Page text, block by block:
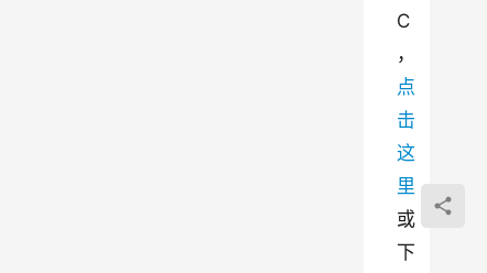
C
，
点
击
这
里
或
下